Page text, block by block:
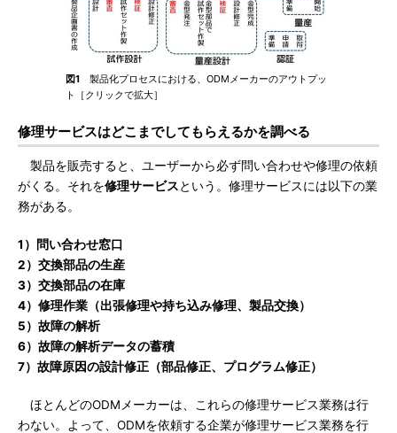
図1 製品化プロセスにおける、ODMメーカーのアウトプッ
ト［クリックで拡大］
修理サービスはどこまでしてもらえるかを調べる
製品を販売すると、ユーザーから必ず問い合わせや修理の依頼
がくる。それを修理サービスという。修理サービスには以下の業
務がある。
1）問い合わせ窓口
2）交換部品の生産
3）交換部品の在庫
4）修理作業（出張修理や持ち込み修理、製品交換）
5）故障の解析
6）故障の解析データの蓄積
7）故障原因の設計修正（部品修正、プログラム修正）
ほとんどのODMメーカーは、これらの修理サービス業務は行
わない。よって、ODMを依頼する企業が修理サービス業務を行